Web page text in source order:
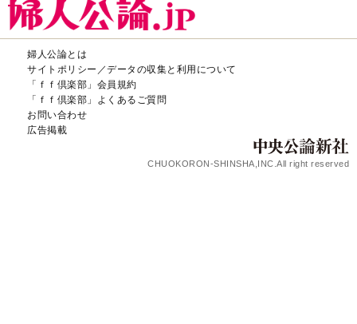
婦人公論とは
サイトポリシー／データの収集と利用について
「ｆｆ倶楽部」会員規約
「ｆｆ倶楽部」よくあるご質問
お問い合わせ
広告掲載
CHUOKORON-SHINSHA,INC.All right reserved